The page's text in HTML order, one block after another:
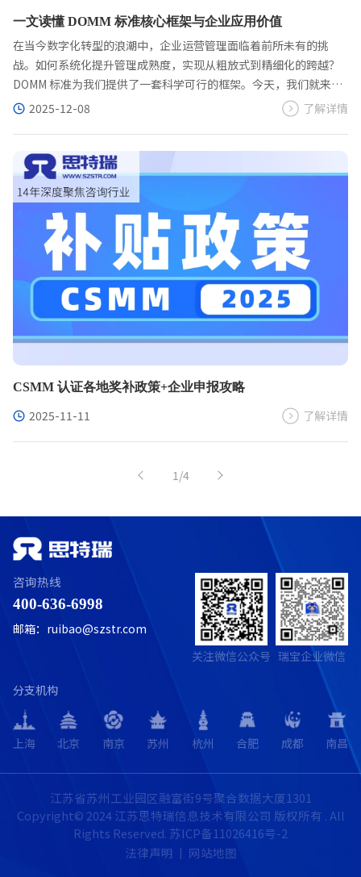
一文读懂 DOMM 标准核心框架与企业应用价值
在当今数字化转型的浪潮中，企业运营管理面临着前所未有的挑
战。如何系统化提升管理成熟度，实现从粗放式到精细化的跨越？
DOMM 标准为我们提供了一套科学可行的框架。今天，我们就来深
入解析这一标准的核心内容及其在企业中的实际应用价值。
2025-12-08 了解详情
CSMM 认证各地奖补政策+企业申报攻略
2025-11-11 了解详情
1/4
咨询热线
400-636-6998
邮箱：ruibao@szstr.com
关注微信公众号 瑞宝企业微信
分支机构
上海 北京 南京 苏州 杭州 合肥 成都 南昌
江苏省苏州工业园区融富街9号聚合数据大厦1301
Copyright© 2024 江苏思特瑞信息技术有限公司 版权所有 . All
Rights Reserved. 苏ICP备11026416号-2
法律声明
| 网站地图